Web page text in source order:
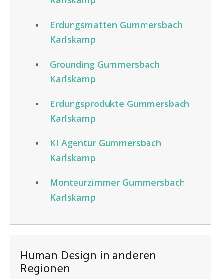
Erdungsmatten Gummersbach
Karlskamp
Grounding Gummersbach
Karlskamp
Erdungsprodukte Gummersbach
Karlskamp
KI Agentur Gummersbach
Karlskamp
Monteurzimmer Gummersbach
Karlskamp
Human Design in anderen
Regionen